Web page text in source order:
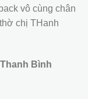
vô cùng chân
chị THanh
Bình